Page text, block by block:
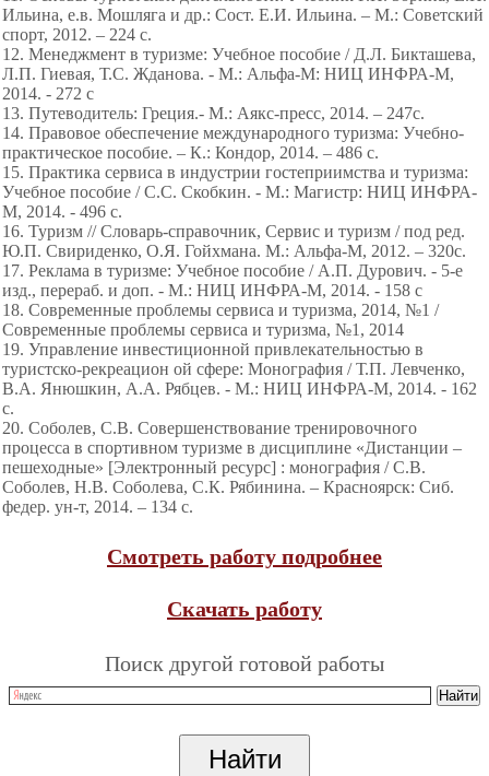
Ильина, е.в. Мошляга и др.: Сост. Е.И. Ильина. – М.: Советский
спорт, 2012. – 224 с.
12. Менеджмент в туризме: Учебное пособие / Д.Л. Бикташева,
Л.П. Гиевая, Т.С. Жданова. - М.: Альфа-М: НИЦ ИНФРА-М,
2014. - 272 с
13. Путеводитель: Греция.- М.: Аякс-пресс, 2014. – 247с.
14. Правовое обеспечение международного туризма: Учебно-
практическое пособие. – К.: Кондор, 2014. – 486 с.
15. Практика сервиса в индустрии гостеприимства и туризма:
Учебное пособие / С.С. Скобкин. - М.: Магистр: НИЦ ИНФРА-
М, 2014. - 496 с.
16. Туризм // Словарь-справочник, Сервис и туризм / под ред.
Ю.П. Свириденко, О.Я. Гойхмана. М.: Альфа-М, 2012. – 320с.
17. Реклама в туризме: Учебное пособие / А.П. Дурович. - 5-e
изд., перераб. и доп. - М.: НИЦ ИНФРА-М, 2014. - 158 с
18. Современные проблемы сервиса и туризма, 2014, №1 /
Современные проблемы сервиса и туризма, №1, 2014
19. Управление инвестиционной привлекательностью в
туристско-рекреацион ой сфере: Монография / Т.П. Левченко,
В.А. Янюшкин, А.А. Рябцев. - М.: НИЦ ИНФРА-М, 2014. - 162
с.
20. Соболев, С.В. Совершенствование тренировочного
процесса в спортивном туризме в дисциплине «Дистанции –
пешеходные» [Электронный ресурс] : монография / С.В.
Соболев, Н.В. Соболева, С.К. Рябинина. – Красноярск: Сиб.
федер. ун-т, 2014. – 134 с.
Смотреть работу подробнее
Скачать работу
Поиск другой готовой работы